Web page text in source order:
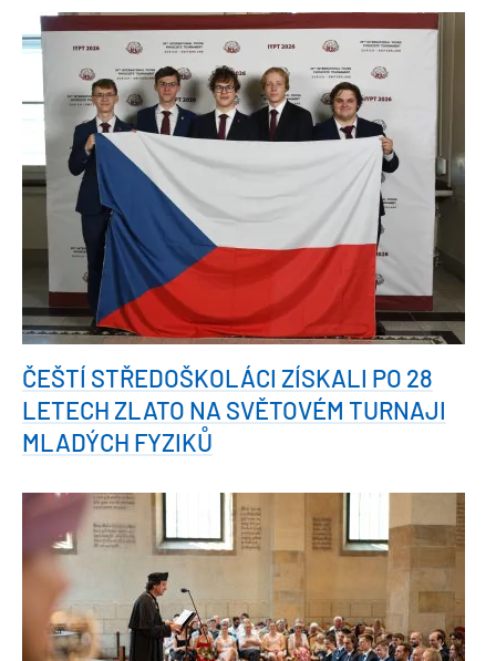
ČEŠTÍ STŘEDOŠKOLÁCI ZÍSKALI PO 28
LETECH ZLATO NA SVĚTOVÉM TURNAJI
MLADÝCH FYZIKŮ